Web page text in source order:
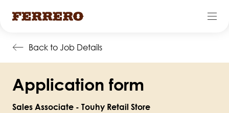
содержанию
Back to Job Details
Application form
Sales Associate - Touhy Retail Store